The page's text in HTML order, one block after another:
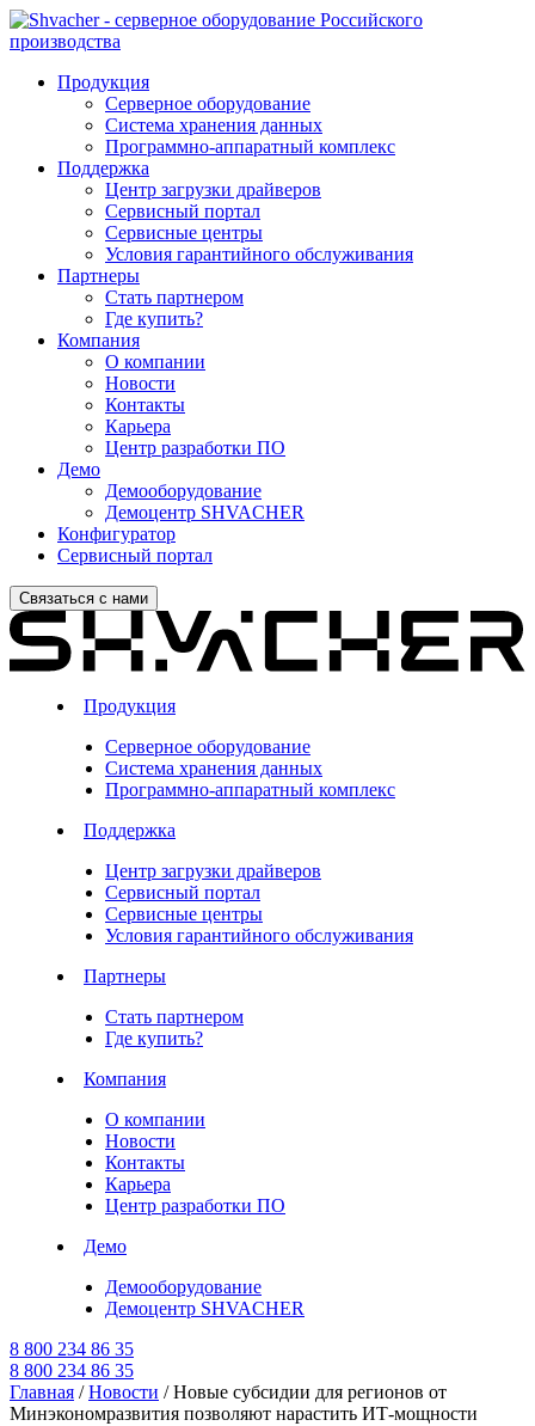
Продукция
Серверное оборудование
Система хранения данных
Программно-аппаратный комплекс
Поддержка
Центр загрузки драйверов
Сервисный портал
Сервисные центры
Условия гарантийного обслуживания
Партнеры
Стать партнером
Где купить?
Компания
О компании
Новости
Контакты
Карьера
Центр разработки ПО
Демо
Демооборудование
Демоцентр SHVACHER
Конфигуратор
Сервисный портал
Связаться с нами
Продукция
Серверное оборудование
Система хранения данных
Программно-аппаратный комплекс
Поддержка
Центр загрузки драйверов
Сервисный портал
Сервисные центры
Условия гарантийного обслуживания
Партнеры
Стать партнером
Где купить?
Компания
О компании
Новости
Контакты
Карьера
Центр разработки ПО
Демо
Демооборудование
Демоцентр SHVACHER
8 800 234 86 35
8 800 234 86 35
Главная /Новости /Новые субсидии для регионов от
Минэкономразвития позволяют нарастить ИТ-мощности